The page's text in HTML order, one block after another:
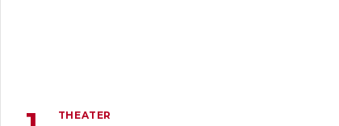
THEATER